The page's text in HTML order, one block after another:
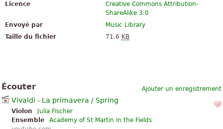
Licence
Creative Commons Attribution-
ShareAlike 3.0
Envoyé par
Music Library
Taille du fichier
71.6 KB
Ajouter un enregistrement
Écouter
Vivaldi - La primavera / Spring
Violon
Julia Fischer
Ensemble
Academy of St Martin in the Fields